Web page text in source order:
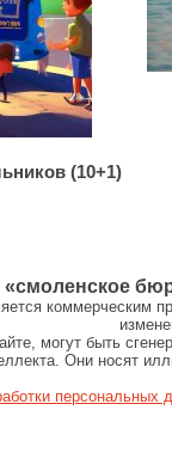
(10+1)
коммерческим
могут быть
Они носят